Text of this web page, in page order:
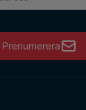
Prenumerera